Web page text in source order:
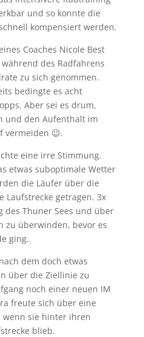
und so konnte die
kompensiert werden.
Coaches Nicole Best
des Radfahrens
zu sich genommen.
bedingte es acht
Aber sei es drum,
und den Aufenthalt im
vermeiden 😉.
eine irre Stimmung.
etwas suboptimale Wetter
die Läufer über die
Laufstrecke getragen. 3x
des Thuner Sees und über
zu überwinden, bevor es
ging.
dem doch etwas
über die Ziellinie zu
noch einer neuen IM
freute sich über eine
wenn sie hinter ihren
blieb.